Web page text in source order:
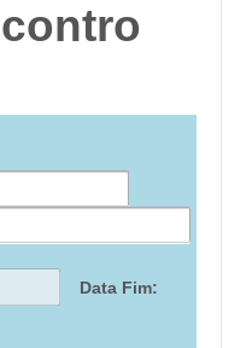
Data Fim: